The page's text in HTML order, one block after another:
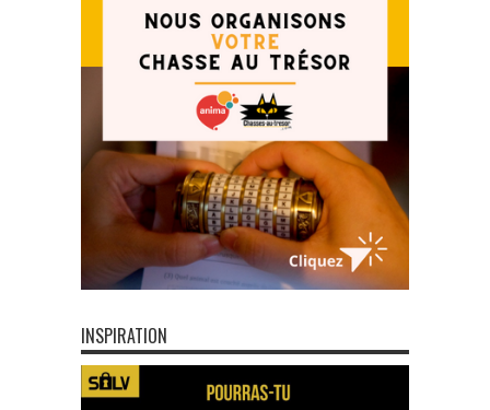
INSPIRATION